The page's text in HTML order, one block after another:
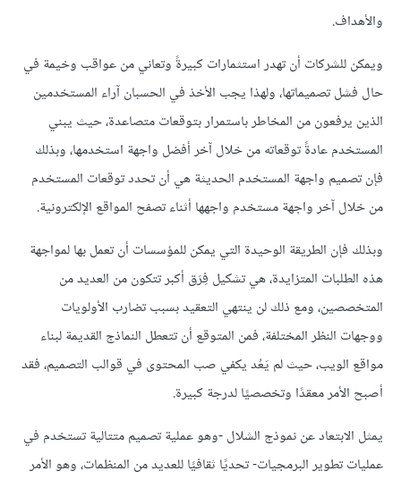
والأهداف.
ويمكن للشركات أن تهدر استثمارات كبيرةً وتعاني من عواقب وخيمة في
حال فشل تصميماتها، ولهذا يجب الأخذ في الحسبان آراء المستخدمين
الذين يرفعون من المخاطر باستمرار بتوقعات متصاعدة، حيث يبني
المستخدم عادةً توقعاته من خلال آخر أفضل واجهة استخدمها، وبذلك
فإن تصميم واجهة المستخدم الحديثة هي أن تحدد توقعات المستخدم
من خلال آخر واجهة مستخدم واجهها أثناء تصفح المواقع الإلكترونية.
وبذلك فإن الطريقة الوحيدة التي يمكن للمؤسسات أن تعمل بها لمواجهة
هذه الطلبات المتزايدة، هي تشكيل فِرَق أكبر تتكون من العديد من
المتخصصين، ومع ذلك لن ينتهي التعقيد بسبب تضارب الأولويات
ووجهات النظر المختلفة، فمن المتوقع أن تتعطل النماذج القديمة لبناء
مواقع الويب، حيث لم يَعُد يكفي صب المحتوى في قوالب التصميم، فقد
أصبح الأمر معقدًا وتخصصيًا لدرجة كبيرة.
يمثل الابتعاد عن نموذج الشلال -وهو عملية تصميم متتالية تستخدم في
عمليات تطوير البرمجيات- تحديًا ثقافيًا للعديد من المنظمات، وهو الأمر